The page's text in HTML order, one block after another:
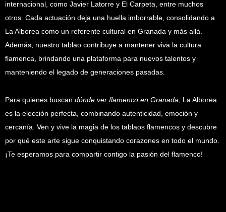
internacional, como Javier Latorre y El Carpeta, entre muchos
otros. Cada actuación deja una huella imborrable, consolidando a
La Alborea como un referente cultural en Granada y más allá.
Además, nuestro tablao contribuye a mantener viva la cultura
flamenca, brindando una plataforma para nuevos talentos y
manteniendo el legado de generaciones pasadas.
Para quienes buscan dónde ver flamenco en Granada , La Alborea
es la elección perfecta, combinando autenticidad, emoción y
cercanía. Ven y vive la magia de los tablaos flamencos y descubre
por qué este arte sigue conquistando corazones en todo el mundo.
¡Te esperamos para compartir contigo la pasión del flamenco!